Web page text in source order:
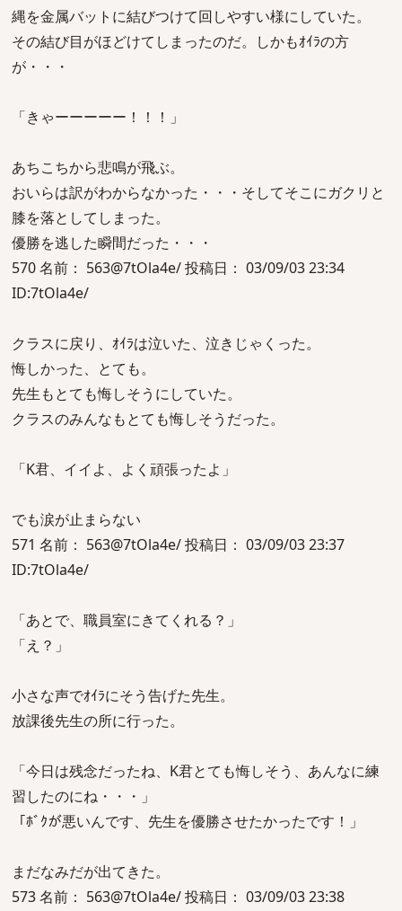
縄を金属バットに結びつけて回しやすい様にしていた。
その結び目がほどけてしまったのだ。しかもｵｲﾗの方
が・・・
「きゃーーーーー！！！」
あちこちから悲鳴が飛ぶ。
おいらは訳がわからなかった・・・そしてそこにガクリと
膝を落としてしまった。
優勝を逃した瞬間だった・・・
570 名前： 563@7tOla4e/ 投稿日： 03/09/03 23:34
ID:7tOla4e/
クラスに戻り、ｵｲﾗは泣いた、泣きじゃくった。
悔しかった、とても。
先生もとても悔しそうにしていた。
クラスのみんなもとても悔しそうだった。
「K君、イイよ、よく頑張ったよ」
でも涙が止まらない
571 名前： 563@7tOla4e/ 投稿日： 03/09/03 23:37
ID:7tOla4e/
「あとで、職員室にきてくれる？」
「え？」
小さな声でｵｲﾗにそう告げた先生。
放課後先生の所に行った。
「今日は残念だったね、K君とても悔しそう、あんなに練
習したのにね・・・」
「ﾎﾞｸが悪いんです、先生を優勝させたかったです！」
まだなみだが出てきた。
573 名前： 563@7tOla4e/ 投稿日： 03/09/03 23:38